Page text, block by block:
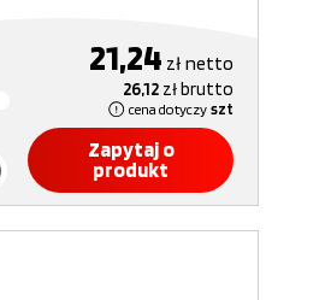
21,24 złnetto
26,12 złbrutto
cena dotyczy szt
Zapytaj o
produkt